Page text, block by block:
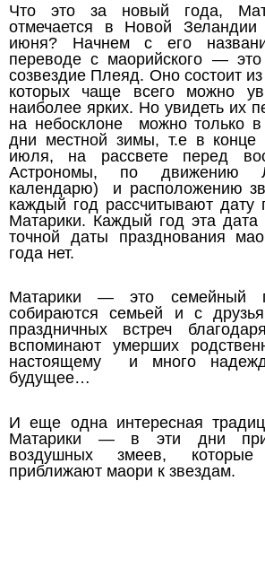
Что это за новый года,
отмечается в Новой
июня? Начнем с его
переводе с маорийского — это
созвездие Плеяд. Оно состоит
которых чаще всего можно
наиболее ярких. Но увидеть их
на небосклоне можно только в
дни местной зимы, т.е в
июля, на рассвете перед
Астрономы, по движению
календарю) и расположению
каждый год рассчитывают дату
Матарики. Каждый год эта дата
точной даты празднования
года нет.
Матарики — это семейный
собираются семьей и с
праздничных встреч
вспоминают умерших
настоящему и много
будущее…
И еще одна интересная
Матарики — в эти дни
воздушных змеев,
приближают маори к звездам.